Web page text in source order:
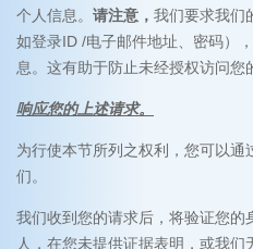
个人信息。 请注意， 我们要求我们
如登录ID /电子邮件地址、密码）
息。这有助于防止未经授权访问您
响应您的上述请求。
为行使本节所列之权利，您可以
们。
我们收到您的请求后，将验证您的
人，在您未提供证据表明，或我